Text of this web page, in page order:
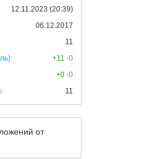
12.11.2023 (20:39)
06.12.2017
11
+11 -0
+0 -0
11
от